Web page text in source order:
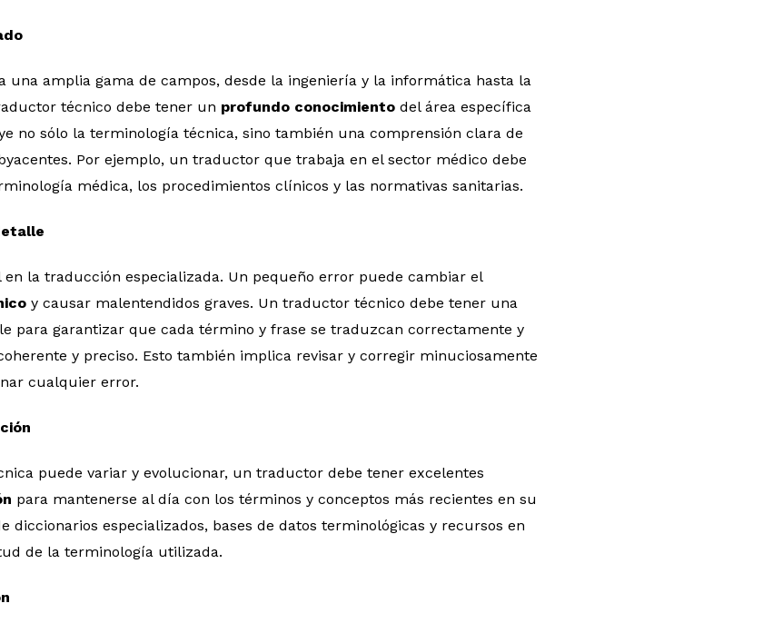
una amplia gama de campos, desde la ingeniería y la informática hasta la
técnico debe tener un profundo conocimiento del área específica
no sólo la terminología técnica, sino también una comprensión clara de
Por ejemplo, un traductor que trabaja en el sector médico debe
médica, los procedimientos clínicos y las normativas sanitarias.
la traducción especializada. Un pequeño error puede cambiar el
y causar malentendidos graves. Un traductor técnico debe tener una
para garantizar que cada término y frase se traduzcan correctamente y
y preciso. Esto también implica revisar y corregir minuciosamente
cualquier error.
puede variar y evolucionar, un traductor debe tener excelentes
para mantenerse al día con los términos y conceptos más recientes en su
diccionarios especializados, bases de datos terminológicas y recursos en
de la terminología utilizada.